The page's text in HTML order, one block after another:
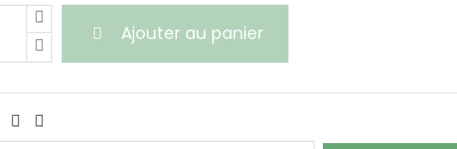
Ajouter au panier